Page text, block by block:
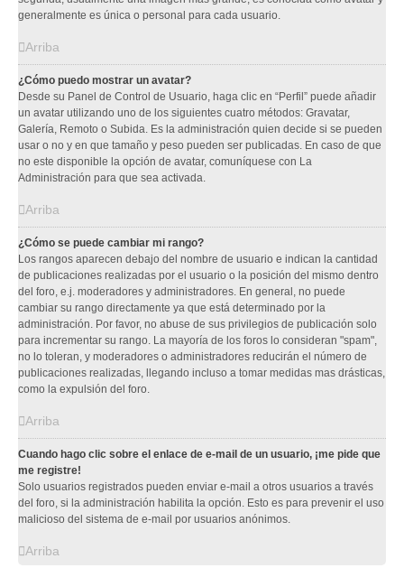
generalmente es única o personal para cada usuario.
Arriba
¿Cómo puedo mostrar un avatar?
Desde su Panel de Control de Usuario, haga clic en “Perfil” puede añadir
un avatar utilizando uno de los siguientes cuatro métodos: Gravatar,
Galería, Remoto o Subida. Es la administración quien decide si se pueden
usar o no y en que tamaño y peso pueden ser publicadas. En caso de que
no este disponible la opción de avatar, comuníquese con La
Administración para que sea activada.
Arriba
¿Cómo se puede cambiar mi rango?
Los rangos aparecen debajo del nombre de usuario e indican la cantidad
de publicaciones realizadas por el usuario o la posición del mismo dentro
del foro, e.j. moderadores y administradores. En general, no puede
cambiar su rango directamente ya que está determinado por la
administración. Por favor, no abuse de sus privilegios de publicación solo
para incrementar su rango. La mayoría de los foros lo consideran "spam",
no lo toleran, y moderadores o administradores reducirán el número de
publicaciones realizadas, llegando incluso a tomar medidas mas drásticas,
como la expulsión del foro.
Arriba
Cuando hago clic sobre el enlace de e-mail de un usuario, ¡me pide que
me registre!
Solo usuarios registrados pueden enviar e-mail a otros usuarios a través
del foro, si la administración habilita la opción. Esto es para prevenir el uso
malicioso del sistema de e-mail por usuarios anónimos.
Arriba